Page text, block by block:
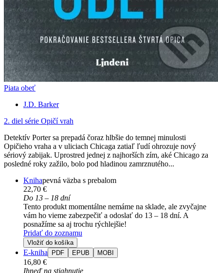
Piata obeť
J.D. Barker
2. diel série Opičí vrah
Detektív Porter sa prepadá čoraz hlbšie do temnej minulosti
Opičieho vraha a v uliciach Chicaga zatiaľ ľudí ohrozuje nový
sériový zabijak. Uprostred jednej z najhorších zím, aké Chicago za
posledné roky zažilo, bolo pod hladinou zamrznutého...
Knihapevná väzba s prebalom
22,70 €
Do 13 – 18 dní
Tento produkt momentálne nemáme na sklade, ale zvyčajne
vám ho vieme zabezpečiť a odoslať do 13 – 18 dní. A
posnažíme sa aj trochu rýchlejšie!
Pridať do zoznamu
Vložiť do košíka
E-kniha PDF EPUB MOBI
16,80 €
Ihneď na stiahnutie